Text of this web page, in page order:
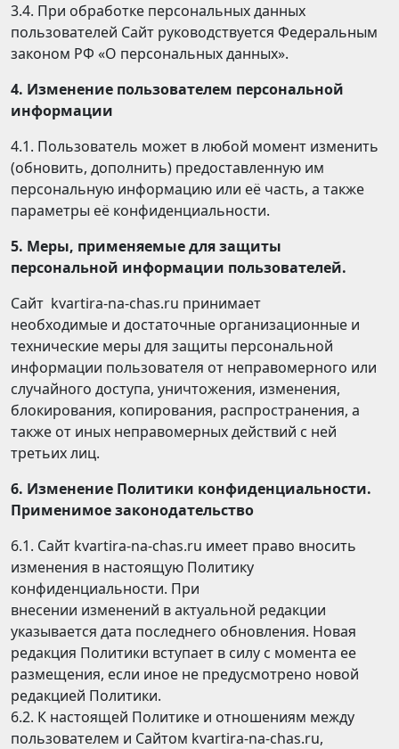
3.4. При обработке персональных данных
пользователей Сайт руководствуется Федеральным
законом РФ «О персональных данных».
4. Изменение пользователем персональной
информации
4.1. Пользователь может в любой момент изменить
(обновить, дополнить) предоставленную им
персональную информацию или её часть, а также
параметры её конфиденциальности.
5. Меры, применяемые для защиты
персональной информации пользователей.
Сайт kvartira-na-chas.ru принимает
необходимые и достаточные организационные и
технические меры для защиты персональной
информации пользователя от неправомерного или
случайного доступа, уничтожения, изменения,
блокирования, копирования, распространения, а
также от иных неправомерных действий с ней
третьих лиц.
6. Изменение Политики конфиденциальности.
Применимое законодательство
6.1. Сайт kvartira-na-chas.ru имеет право вносить
изменения в настоящую Политику
конфиденциальности. При
внесении изменений в актуальной редакции
указывается дата последнего обновления. Новая
редакция Политики вступает в силу с момента ее
размещения, если иное не предусмотрено новой
редакцией Политики.
6.2. К настоящей Политике и отношениям между
пользователем и Сайтом kvartira-na-chas.ru,